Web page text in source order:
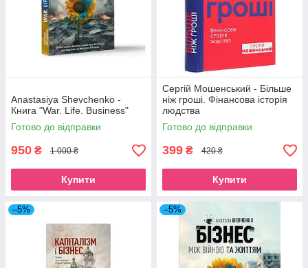
Anastasiya Shevchenko -
Книга "War. Life. Business"
Готово до відправки
950 ₴ 1 000 ₴
Купити
Сергій Мошенський - Більше
ніж гроші. Фінансова історія
людства
Готово до відправки
399 ₴ 420 ₴
Купити
–5% –5%